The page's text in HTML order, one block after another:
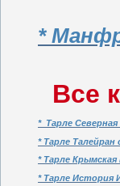
*
Все
* Тарле
* Тарле Талейран
* Тарле Крымская
* Тарле История